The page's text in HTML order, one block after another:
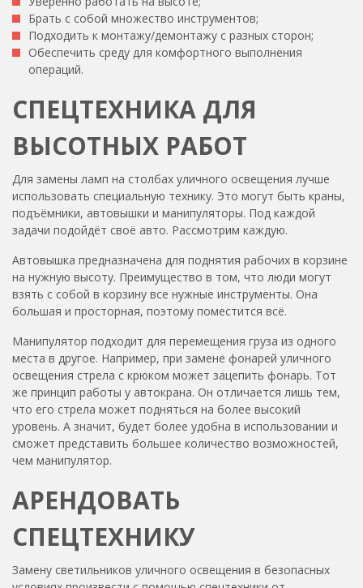
Брать с собой множество инструментов;
Подходить к монтажу/демонтажу с разных сторон;
Обеспечить среду для комфортного выполнения
операций.
СПЕЦТЕХНИКА ДЛЯ
ВЫСОТНЫХ РАБОТ
Для замены ламп на столбах уличного освещения лучше
использовать специальную технику. Это могут быть краны,
подъёмники, автовышки и манипуляторы. Под каждой
задачи подойдёт своё авто. Рассмотрим каждую.
Автовышка предназначена для поднятия рабочих в корзине
на нужную высоту. Преимущество в том, что люди могут
взять с собой в корзину все нужные инструменты. Она
большая и просторная, поэтому поместится всё.
Манипулятор подходит для перемещения груза из одного
места в другое. Например, при замене фонарей уличного
освещения стрела с крюком может зацепить фонарь. Тот
же принцип работы у автокрана. Он отличается лишь тем,
что его стрела может подняться на более высокий
уровень. А значит, будет более удобна в использовании и
сможет представить большее количество возможностей,
чем манипулятор.
АРЕНДОВАТЬ
СПЕЦТЕХНИКУ
Замену светильников уличного освещения в безопасных